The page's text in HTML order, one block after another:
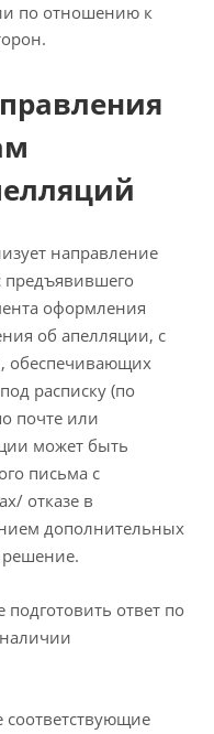
по отношению к
направление
предъявившего
оформления
об апелляции, с
обеспечивающих
расписку (по
почте или
может быть
письма с
отказе в
дополнительных
ответ по
соответствующие